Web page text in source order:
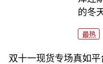
的冬
最热
双十一现货专场真如平